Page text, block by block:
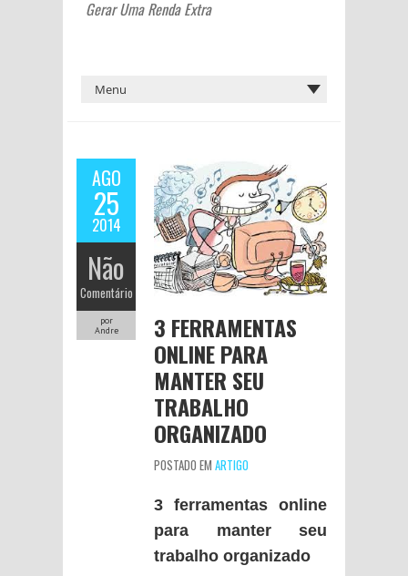
Gerar Uma Renda Extra
AGO
25
2014
Não
Comentário
por
Andre
3 FERRAMENTAS
ONLINE PARA
MANTER SEU
TRABALHO
ORGANIZADO
POSTADO EM ARTIGO
3 ferramentas online
para manter seu
trabalho organizado